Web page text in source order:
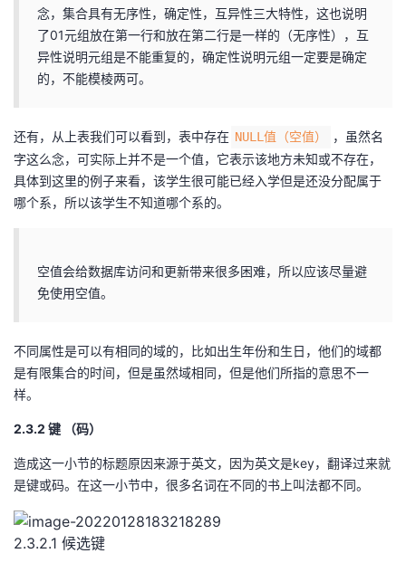
念，集合具有无序性，确定性，互异性三大特性，这也说明
了01元组放在第一行和放在第二行是一样的（无序性），互
异性说明元组是不能重复的，确定性说明元组一定要是确定
的，不能模棱两可。
还有，从上表我们可以看到，表中存在 NULL值（空值）
，虽然名
字这么念，可实际上并不是一个值，它表示该地方未知或不存在，
具体到这里的例子来看，该学生很可能已经入学但是还没分配属于
哪个系，所以该学生不知道哪个系的。
空值会给数据库访问和更新带来很多困难，所以应该尽量避
免使用空值。
不同属性是可以有相同的域的，比如出生年份和生日，他们的域都
是有限集合的时间，但是虽然域相同，但是他们所指的意思不一
样。
2.3.2 键 （码）
造成这一小节的标题原因来源于英文，因为英文是key，翻译过来就
是键或码。在这一小节中，很多名词在不同的书上叫法都不同。
2.3.2.1 候选键